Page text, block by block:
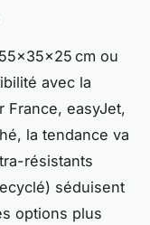
cm ou
avec la
France, easyJet,
la tendance va
résistants
séduisent
options plus